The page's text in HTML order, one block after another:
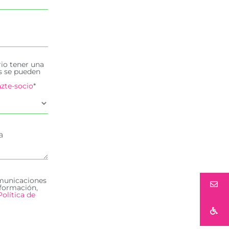
tener una
se pueden
socio*
de